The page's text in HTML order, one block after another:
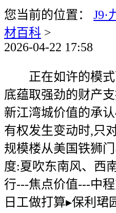
您当前的位置： J9·
材百科 >
2026-04-22 17:58
正在如许的模式
底蕴取强劲的财产
新江湾城价值的承
有权发生变动时,只
规模楼从美国铁狮
度:夏吹东南风、西
行---焦点价值---中
日工做打算▸保利珺